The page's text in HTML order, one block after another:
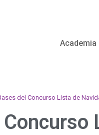
Academia
del Concurso Lista de